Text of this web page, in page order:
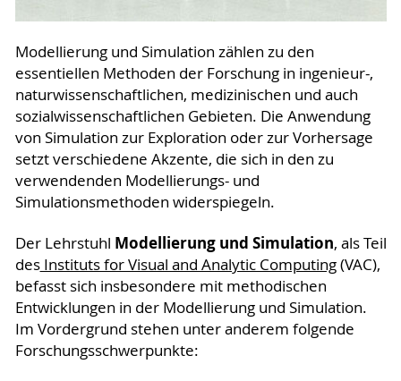
Modellierung und Simulation zählen zu den
essentiellen Methoden der Forschung in ingenieur-,
naturwissenschaftlichen, medizinischen und auch
sozialwissenschaftlichen Gebieten. Die Anwendung
von Simulation zur Exploration oder zur Vorhersage
setzt verschiedene Akzente, die sich in den zu
verwendenden Modellierungs- und
Simulationsmethoden widerspiegeln.
Der Lehrstuhl Modellierung und Simulation, als Teil
desInstituts for Visual and Analytic Computing(VAC),
befasst sich insbesondere mit methodischen
Entwicklungen in der Modellierung und Simulation.
Im Vordergrund stehen unter anderem folgende
Forschungsschwerpunkte: